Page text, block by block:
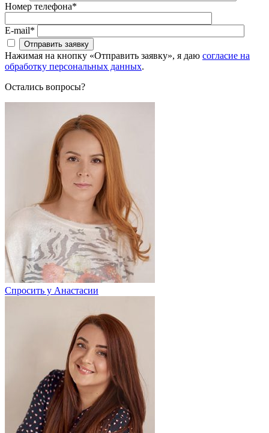
Номер телефона*
E-mail*
Нажимая на кнопку «Отправить заявку», я даю согласие на
обработку персональных данных.
Остались вопросы?
Спросить у Анастасии